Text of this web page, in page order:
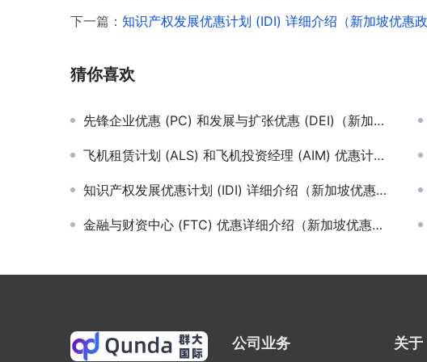
下一篇： 知识产权发展优惠计划 (IDI) 详细介绍（新加坡优惠政
猜你喜欢
先锋企业优惠 (PC) 和发展与扩张优惠 (DEI)（新加坡优惠政策）
飞机租赁计划 (ALS) 和飞机投资经理 (AIM) 优惠计划（新加坡优惠政策）
知识产权发展优惠计划 (IDI) 详细介绍（新加坡优惠政策）
金融与财资中心 (FTC) 优惠详细介绍（新加坡优惠政策）
公司业务 关于